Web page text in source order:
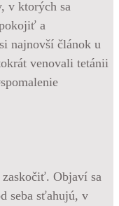
Objaví sa
seba sťahujú, v